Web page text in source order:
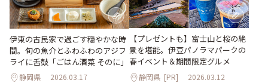
伊東の古民家で過ごす穏やかな時
間。旬の魚介とふわふわのアジフ
ライに舌鼓「ごはん酒菜 そのに」
静岡県 2026.03.17
【プレゼントも】富士山と桜の絶
景を堪能。伊豆パノラマパークの
春イベント＆期間限定グルメ
静岡県 [PR] 2026.03.12